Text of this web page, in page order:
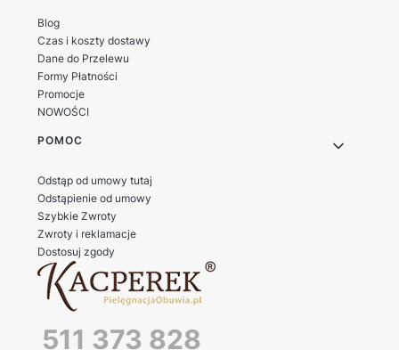
Blog
Czas i koszty dostawy
Dane do Przelewu
Formy Płatności
Promocje
NOWOŚCI
POMOC
Odstąp od umowy tutaj
Odstąpienie od umowy
Szybkie Zwroty
Zwroty i reklamacje
Dostosuj zgody
511 373 828